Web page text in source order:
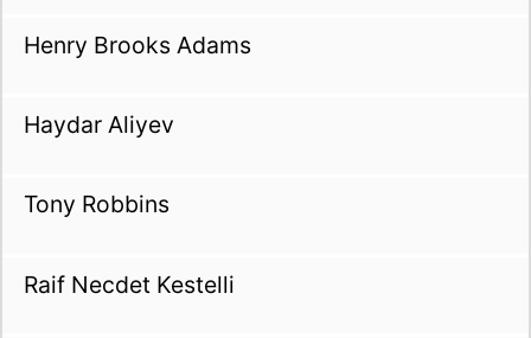
Henry Brooks Adams
Haydar Aliyev
Tony Robbins
Raif Necdet Kestelli